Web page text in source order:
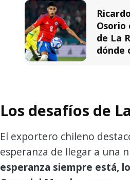
de La
dónde
Los desafíos de
El exportero chileno
esperanza de llegar a una
esperanza siempre está,